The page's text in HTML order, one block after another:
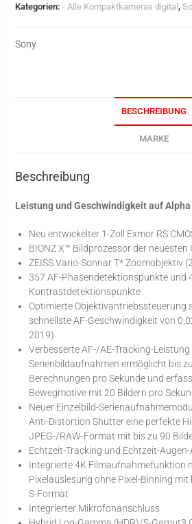
Kategorien:- Alle Kompaktkameras digital,
Sony
BESCHREIBUNG
MARKE
Beschreibung
Leistung und Geschwindigkeit auf
Neu entwickelter 1-Zoll Exmor RS
BIONZ X™ Bildprozessor der neuesten
ZEISS Vario-Sonnar T* Zoomobjektiv
357 AF-Phasendetektionspunkte und
Kontrastdetektionspunkte
Optimierte Objektivantriebssteuerung
schnellste AF-Geschwindigkeit von
2019)
Verbesserte AF-/AE-Tracking-Leistung
Serienbildaufnahmen ermöglicht bis
Berechnungen pro Sekunde und
Bewegmotive mit 20 Bildern pro
Neuer Einzelbild-
Anti-Distortion Shutter eine perfekte
JPEG-/RAW-Format mit bis zu 90
Echtzeit-Tracking und Echtzeit-
Integrierte 4K Filmaufnahmefunktion
Pixelauslesung ohne Pixel-Binning mit
S-Format
Integrierter Mikrofonanschluss